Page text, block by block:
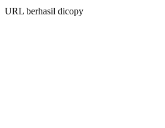
URL berhasil dicopy